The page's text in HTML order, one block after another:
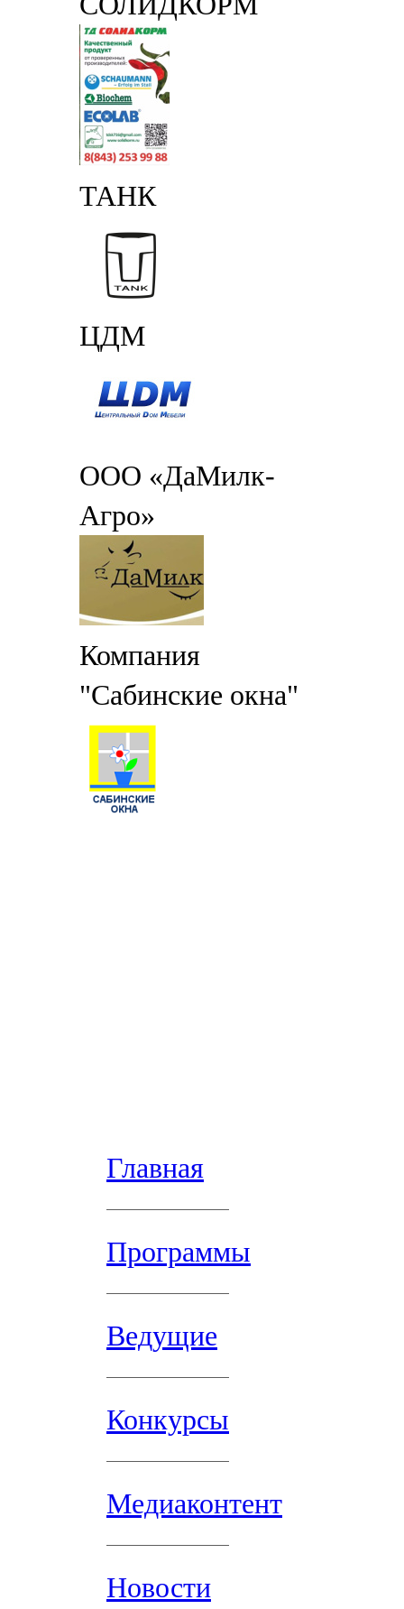
ТАНК
ЦДМ
ООО «ДаМилк-
Агро»
Компания
"Сабинские окна"
Главная
Программы
Ведущие
Конкурсы
Медиаконтент
Новости